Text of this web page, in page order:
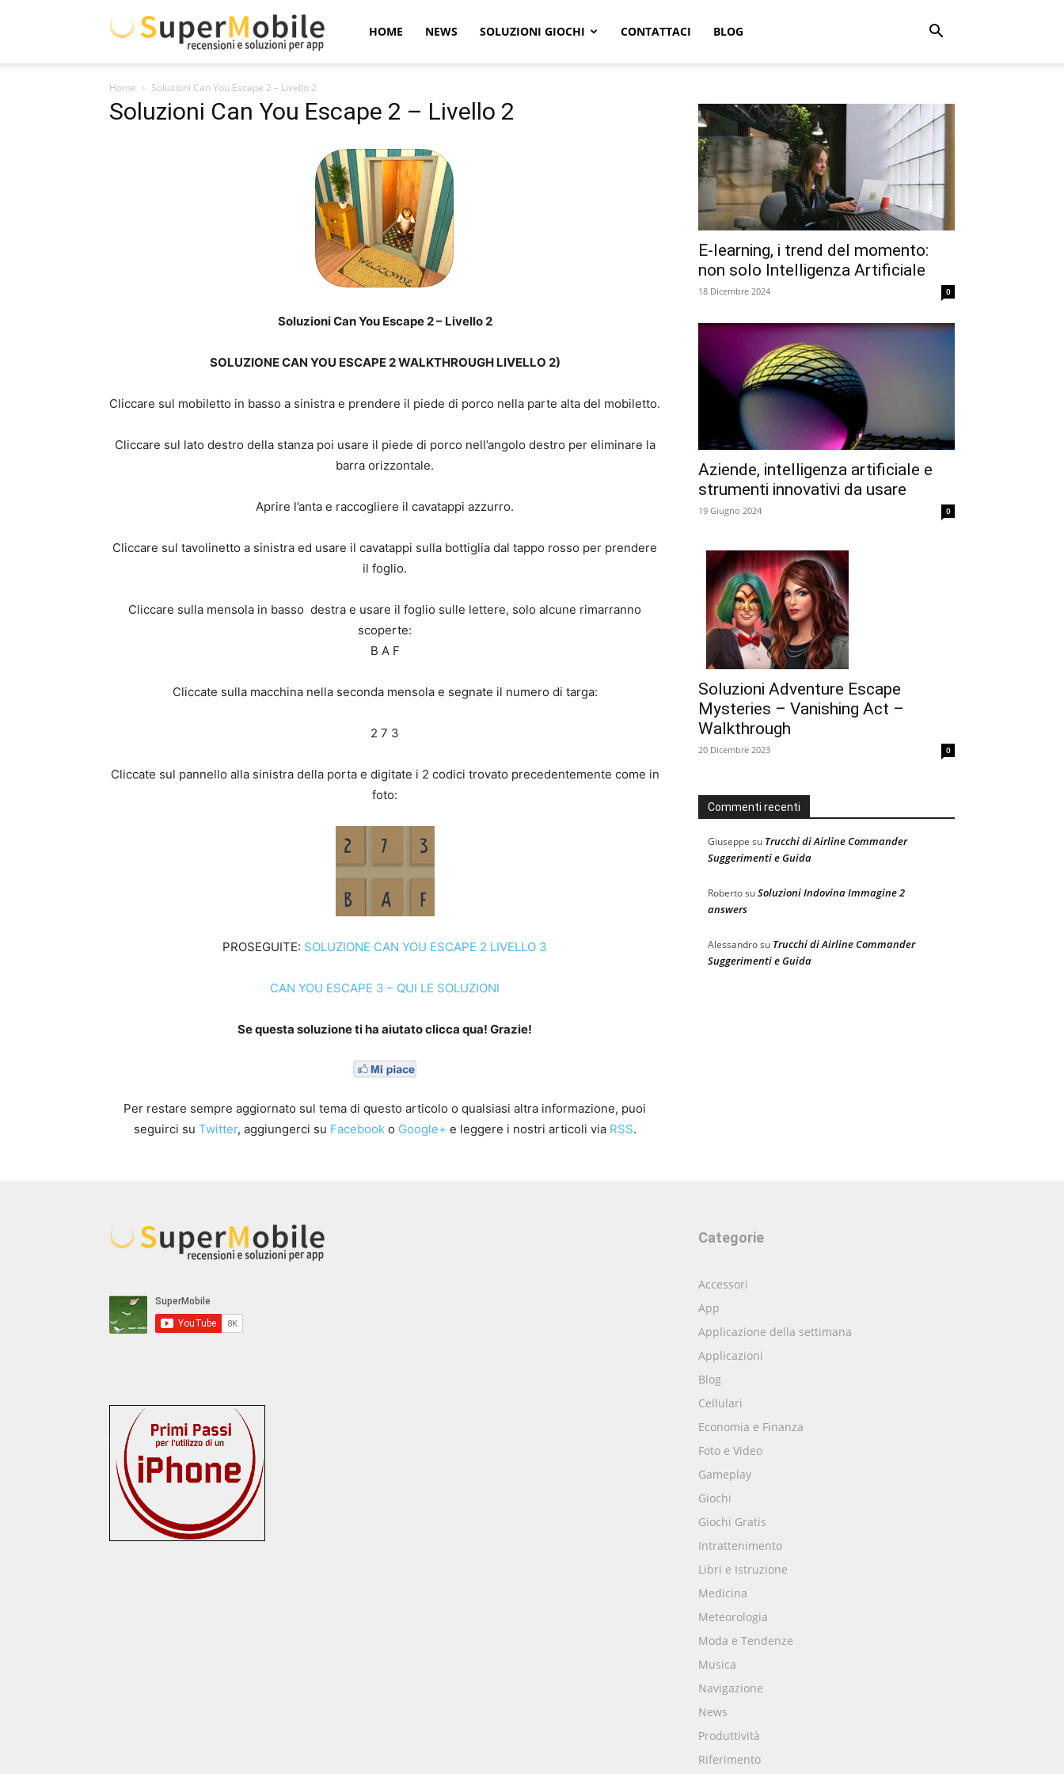
Super HOME NEWS SOLUZIONI GIOCHI CONTATTACI BLOG
Home Soluzioni Can You Escape 2 – Livello 2
Soluzioni Can You Escape 2 – Livello 2
Soluzioni Can You Escape 2 – Livello 2
SOLUZIONE CAN YOU ESCAPE 2 WALKTHROUGH LIVELLO 2)
Cliccare sul mobiletto in basso a sinistra e prendere il piede di porco nella parte alta del mobiletto.
Cliccare sul lato destro della stanza poi usare il piede di porco nell’angolo destro per eliminare la
barra orizzontale.
Aprire l’anta e raccogliere il cavatappi azzurro.
Cliccare sul tavolinetto a sinistra ed usare il cavatappi sulla bottiglia dal tappo rosso per prendere
il foglio.
Cliccare sulla mensola in basso destra e usare il foglio sulle lettere, solo alcune rimarranno
scoperte:
B A F
Cliccate sulla macchina nella seconda mensola e segnate il numero di targa:
2 7 3
Cliccate sul pannello alla sinistra della porta e digitate i 2 codici trovato precedentemente come in
foto:
PROSEGUITE: SOLUZIONE CAN YOU ESCAPE 2 LIVELLO 3
CAN YOU ESCAPE 3 – QUI LE SOLUZIONI
Se questa soluzione ti ha aiutato clicca qua! Grazie!
Per restare sempre aggiornato sul tema di questo articolo o qualsiasi altra informazione, puoi
seguirci su Twitter, aggiungerci su Facebooko Google+ e leggere i nostri articoli via RSS.
E-learning, i trend del momento:
non solo Intelligenza Artificiale
18 Dicembre 2024 0
Aziende, intelligenza artificiale e
strumenti innovativi da usare
19 Giugno 2024 0
Soluzioni Adventure Escape
Mysteries – Vanishing Act –
Walkthrough
20 Dicembre 2023 0
Commenti recenti
Giuseppe su Trucchi di Airline Commander
Suggerimenti e Guida
RobertosuSoluzioni Indovina Immagine 2
answers
Alessandrosu Trucchi di Airline Commander
Suggerimenti e Guida
Categorie
Accessori
App
Applicazione della settimana
Applicazioni
Blog
Cellulari
Economia e Finanza
Foto e Video
Gameplay
Giochi
Giochi Gratis
Intrattenimento
Libri e Istruzione
Medicina
Meteorologia
Moda e Tendenze
Musica
Navigazione
News
Produttività
Riferimento